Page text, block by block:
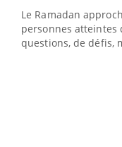
Le Ramadan
personnes atteintes
questions, de défis,